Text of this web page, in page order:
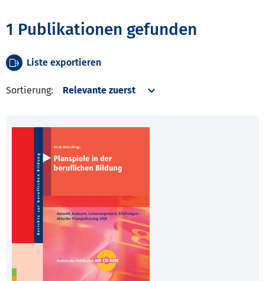
1 Publikationen gefunden
Liste exportieren
Sortierung: